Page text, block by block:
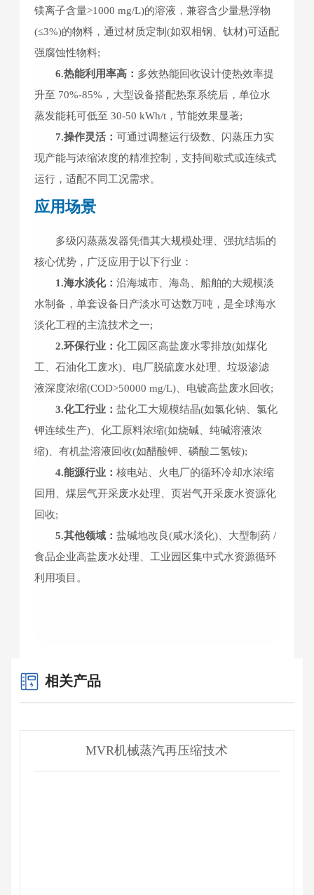
镁离子含量>1000 mg/L)的溶液，兼容含少量悬浮物
(≤3%)的物料，通过材质定制(如双相钢、钛材)可适配
强腐蚀性物料;
6.热能利用率高： 多效热能回收设计使热效率提
升至 70%-85%，大型设备搭配热泵系统后，单位水
蒸发能耗可低至 30-50 kWh/t，节能效果显著;
7.操作灵活：可通过调整运行级数、闪蒸压力实
现产能与浓缩浓度的精准控制，支持间歇式或连续式
运行，适配不同工况需求。
应用场景
多级闪蒸蒸发器凭借其大规模处理、强抗结垢的
核心优势，广泛应用于以下行业：
1.海水淡化：沿海城市、海岛、船舶的大规模淡
水制备，单套设备日产淡水可达数万吨，是全球海水
淡化工程的主流技术之一;
2.环保行业：化工园区高盐废水零排放(如煤化
工、石油化工废水)、电厂脱硫废水处理、垃圾渗滤
液深度浓缩(COD>50000 mg/L)、电镀高盐废水回收;
3.化工行业：盐化工大规模结晶(如氯化钠、氯化
钾连续生产)、化工原料浓缩(如烧碱、纯碱溶液浓
缩)、有机盐溶液回收(如醋酸钾、磷酸二氢铵);
4.能源行业：核电站、火电厂的循环冷却水浓缩
回用、煤层气开采废水处理、页岩气开采废水资源化
回收;
5.其他领域：盐碱地改良(咸水淡化)、大型制药 /
食品企业高盐废水处理、工业园区集中式水资源循环
利用项目。
相关产品
MVR机械蒸汽再压缩技术